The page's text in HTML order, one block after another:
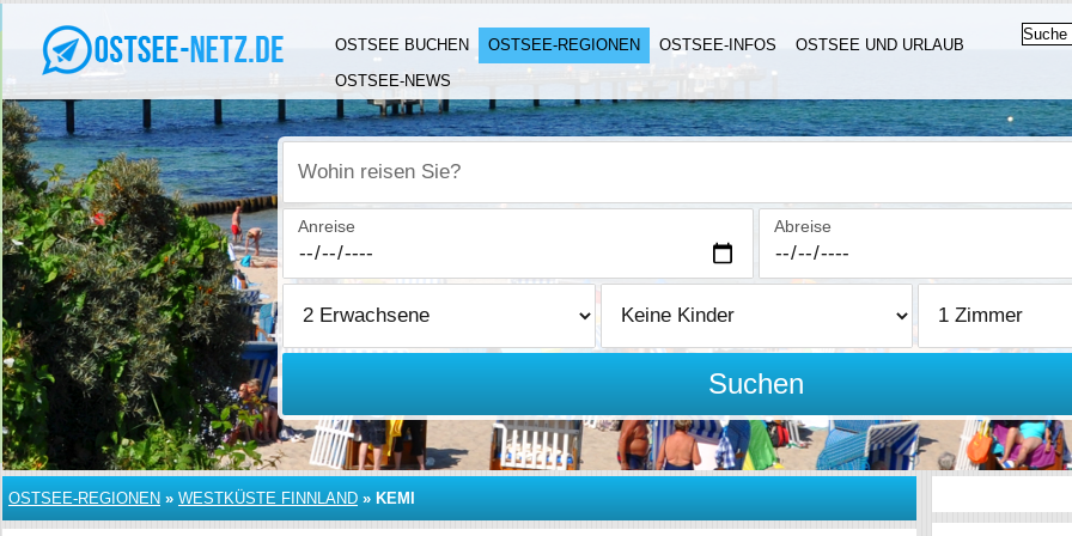
OSTSEE BUCHEN OSTSEE-REGIONEN OSTSEE-INFOS
OSTSEE UND URLAUB
OSTSEE-NEWS
Wohin reisen Sie?
Anreise Abreise
Suchen
OSTSEE-REGIONEN » WESTKÜSTE FINNLAND » KEMI